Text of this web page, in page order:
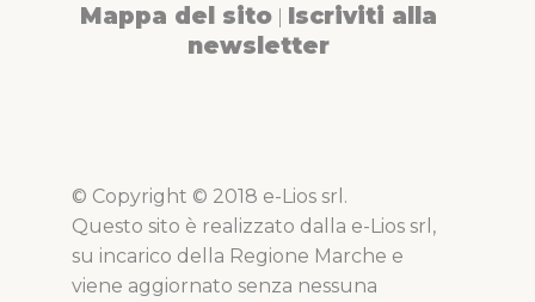
Mappa del sito Iscriviti alla
newsletter
© Copyright © 2018 e-Lios srl.
Questo sito è realizzato dalla e-Lios srl,
su incarico della Regione Marche e
viene aggiornato senza nessuna